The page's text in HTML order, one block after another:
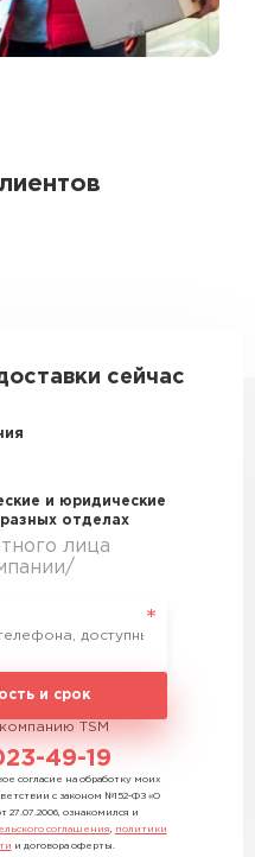
сейчас
и юридические
отделах
лица
и срок
TSM
49-19
согласие на обработку моих
с законом №152-ФЗ «О
27.07.2006, ознакомился и
соглашения
политики
и договора оферты.